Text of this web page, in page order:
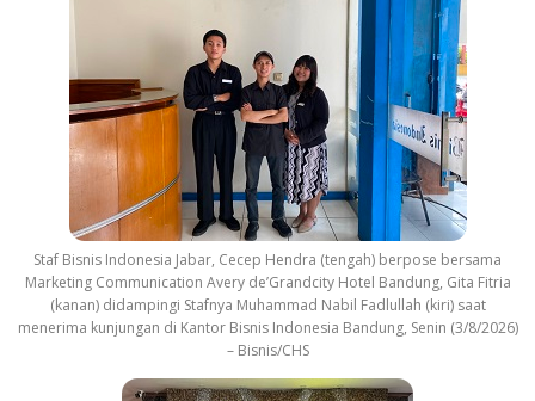
Staf Bisnis Indonesia Jabar, Cecep Hendra (tengah) berpose bersama
Marketing Communication Avery de’Grandcity Hotel Bandung, Gita Fitria
(kanan) didampingi Stafnya Muhammad Nabil Fadlullah (kiri) saat
menerima kunjungan di Kantor Bisnis Indonesia Bandung, Senin (3/8/2026)
– Bisnis/CHS